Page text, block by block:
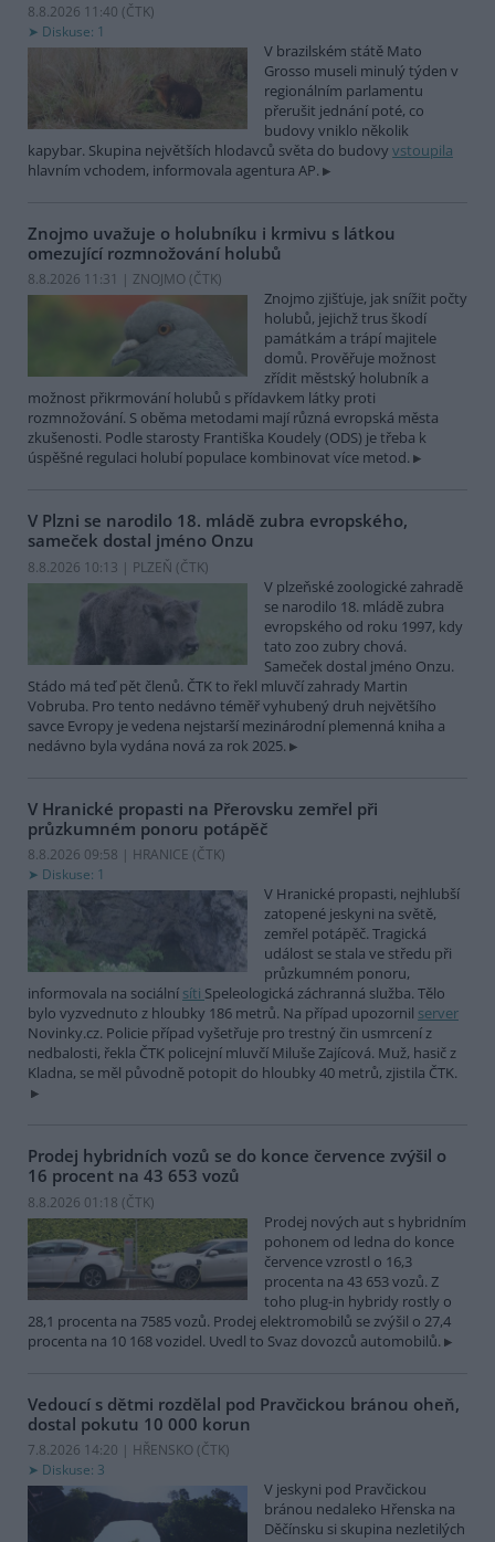
8.8.2026 11:40 (ČTK)
Diskuse: 1
V brazilském státě Mato
Grosso museli minulý týden v
regionálním parlamentu
přerušit jednání poté, co
budovy vniklo několik
kapybar. Skupina největších hlodavců světa do budovy vstoupila
hlavním vchodem, informovala agentura AP.
Znojmo uvažuje o holubníku i krmivu s látkou
omezující rozmnožování holubů
8.8.2026 11:31 | ZNOJMO (ČTK)
Znojmo zjišťuje, jak snížit počty
holubů, jejichž trus škodí
památkám a trápí majitele
domů. Prověřuje možnost
zřídit městský holubník a
možnost přikrmování holubů s přídavkem látky proti
rozmnožování. S oběma metodami mají různá evropská města
zkušenosti. Podle starosty Františka Koudely (ODS) je třeba k
úspěšné regulaci holubí populace kombinovat více metod.
V Plzni se narodilo 18. mládě zubra evropského,
sameček dostal jméno Onzu
8.8.2026 10:13 | PLZEŇ (ČTK)
V plzeňské zoologické zahradě
se narodilo 18. mládě zubra
evropského od roku 1997, kdy
tato zoo zubry chová.
Sameček dostal jméno Onzu.
Stádo má teď pět členů. ČTK to řekl mluvčí zahrady Martin
Vobruba. Pro tento nedávno téměř vyhubený druh největšího
savce Evropy je vedena nejstarší mezinárodní plemenná kniha a
nedávno byla vydána nová za rok 2025.
V Hranické propasti na Přerovsku zemřel při
průzkumném ponoru potápěč
8.8.2026 09:58 | HRANICE (ČTK)
Diskuse: 1
V Hranické propasti, nejhlubší
zatopené jeskyni na světě,
zemřel potápěč. Tragická
událost se stala ve středu při
průzkumném ponoru,
informovala na sociální síti Speleologická záchranná služba. Tělo
bylo vyzvednuto z hloubky 186 metrů. Na případ upozornil server
Novinky.cz. Policie případ vyšetřuje pro trestný čin usmrcení z
nedbalosti, řekla ČTK policejní mluvčí Miluše Zajícová. Muž, hasič z
Kladna, se měl původně potopit do hloubky 40 metrů, zjistila ČTK.
Prodej hybridních vozů se do konce července zvýšil o
16 procent na 43 653 vozů
8.8.2026 01:18 (ČTK)
Prodej nových aut s hybridním
pohonem od ledna do konce
července vzrostl o 16,3
procenta na 43 653 vozů. Z
toho plug-in hybridy rostly o
28,1 procenta na 7585 vozů. Prodej elektromobilů se zvýšil o 27,4
procenta na 10 168 vozidel. Uvedl to Svaz dovozců automobilů.
Vedoucí s dětmi rozdělal pod Pravčickou bránou oheň,
dostal pokutu 10 000 korun
7.8.2026 14:20 | HŘENSKO (ČTK)
Diskuse: 3
V jeskyni pod Pravčickou
bránou nedaleko Hřenska na
Děčínsku si skupina nezletilých